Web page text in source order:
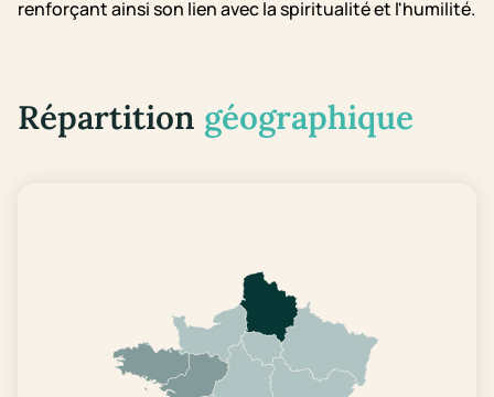
renforçant ainsi son lien avec la spiritualité et l'humilité.
Répartition géographique